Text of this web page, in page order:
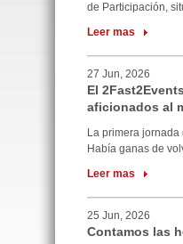
de Participación,
Leer mas
27 Jun, 2026
El
aficionados al
La primera
Había ganas de
Leer mas
25 Jun, 2026
Contamos las